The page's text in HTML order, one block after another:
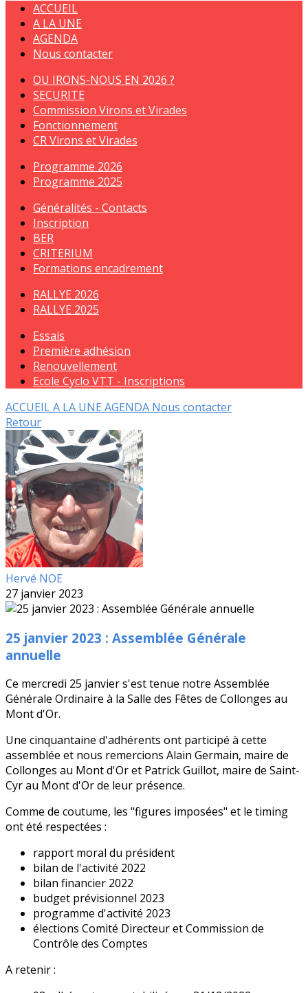
ACCUEIL
A LA UNE
AGENDA
Nous contacter
OU IRONS-NOUS EN 2026 ?
SECURITE
Commission Virons et Virades
Fonctionnement
CR Virons et Virades
Programme 2026
Programme 2025
Généralités - Contacts
Inscription
BER
CRITERIUM
Formations encadrement
RALLYE 2026
RALLYE 2025
Essais
Première adhésion
Renouvellement
Ecole Cyclo VTT - Inscriptions
ACCUEILA LA UNE AGENDA Nous contacter
Retour
Hervé NOE
27 janvier 2023
25 janvier 2023 : Assemblée Générale
annuelle
Ce mercredi 25 janvier s'est tenue notre Assemblée
Générale Ordinaire à la Salle des Fêtes de Collonges au
Mont d'Or.
Une cinquantaine d'adhérents ont participé à cette
assemblée et nous remercions Alain Germain, maire de
Collonges au Mont d'Or et Patrick Guillot, maire de Saint-
Cyr au Mont d'Or de leur présence.
Comme de coutume, les "figures imposées" et le timing
ont été respectées :
rapport moral du président
bilan de l'activité 2022
bilan financier 2022
budget prévisionnel 2023
programme d'activité 2023
élections Comité Directeur et Commission de
Contrôle des Comptes
A retenir :